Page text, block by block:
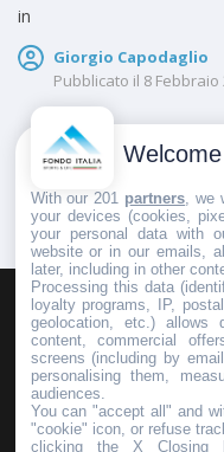
in
Giorgio Capodaglio
Pubblicato il 8 Febbraio
HOMEPAGEREDAZIONE
PUBBLICITÀSCRIVI AL
Welcome
With our 201 partners ,
your devices (cookies,
your personal data with
website or in our emails,
later, including in other
Processing this data
loyalty programs, IP,
geolocation, etc.) allows
content, commercial
screens (including by
personalising them,
audiences.
You can "accept all" and
"cookie" icon, or refuse
clicking the X Closing